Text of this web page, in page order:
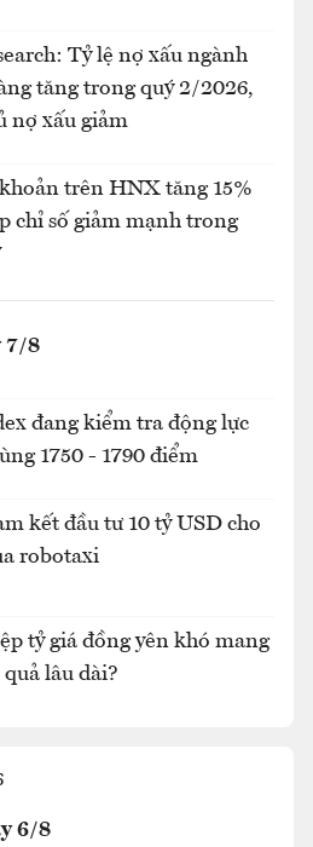
Tỷ lệ nợ xấu ngành
tăng trong quý 2/2026,
nợ xấu giảm
trên HNX tăng 15%
chỉ số giảm mạnh trong
7/8
đang kiểm tra động lực
1750 - 1790 điểm
kết đầu tư 10 tỷ USD cho
robotaxi
tỷ giá đồng yên khó mang
lâu dài?
6/8